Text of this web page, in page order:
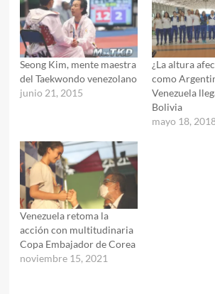
Seong Kim, mente maestra
del Taekwondo venezolano
junio 21, 2015
¿La altura
como
Venezuela
Bolivia
mayo 18,
Venezuela retoma la
acción con multitudinaria
Copa Embajador de Corea
noviembre 15, 2021